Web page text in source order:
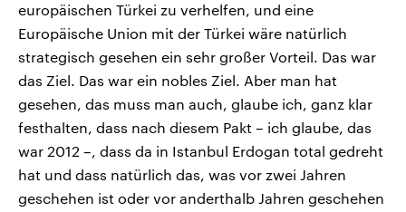
europäischen Türkei zu verhelfen, und eine
Europäische Union mit der Türkei wäre natürlich
strategisch gesehen ein sehr großer Vorteil. Das war
das Ziel. Das war ein nobles Ziel. Aber man hat
gesehen, das muss man auch, glaube ich, ganz klar
festhalten, dass nach diesem Pakt – ich glaube, das
war 2012 –, dass da in Istanbul Erdogan total gedreht
hat und dass natürlich das, was vor zwei Jahren
geschehen ist oder vor anderthalb Jahren geschehen